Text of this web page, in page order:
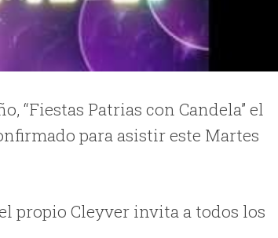
“Fiestas Patrias con Candela” el
para asistir este Martes
propio Cleyver invita a todos los